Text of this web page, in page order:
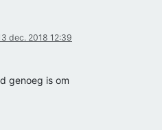
dec. 2018 12:39
genoeg is om